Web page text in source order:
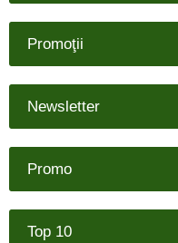
Promoţii
Newsletter
Promo
Top 10